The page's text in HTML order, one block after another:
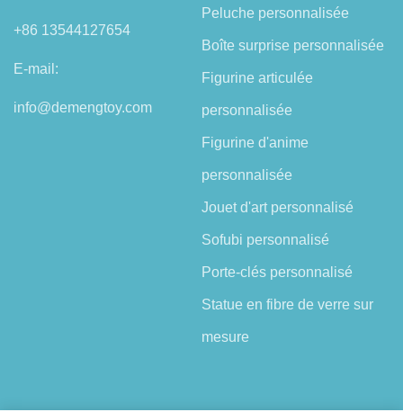
+86 13544127654
E-mail:
info@demengtoy.com
Peluche personnalisée
Boîte surprise personnalisée
Figurine articulée
personnalisée
Figurine d'anime
personnalisée
Jouet d'art personnalisé
Sofubi personnalisé
Porte-clés personnalisé
Statue en fibre de verre sur
mesure